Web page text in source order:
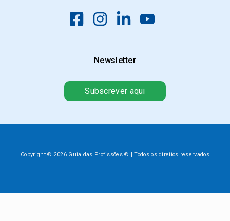
Newsletter
Subscrever aqui
Copyright © 2026 Guia das Profissões ® | Todos os direitos reservados